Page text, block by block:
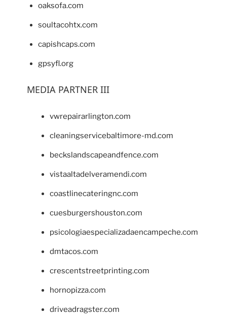
oaksofa.com
soultacohtx.com
capishcaps.com
gpsyfl.org
MEDIA PARTNER III
vwrepairarlington.com
cleaningservicebaltimore-md.com
beckslandscapeandfence.com
vistaaltadelveramendi.com
coastlinecateringnc.com
cuesburgershouston.com
psicologiaespecializadaencampeche.com
dmtacos.com
crescentstreetprinting.com
hornopizza.com
driveadragster.com